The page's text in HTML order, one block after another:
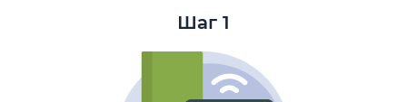
Шаг 1